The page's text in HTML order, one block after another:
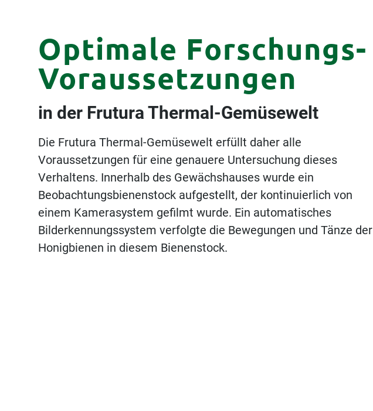
Optimale Forschungs-
Voraussetzungen
in der Frutura Thermal-Gemüsewelt
Die Frutura Thermal-Gemüsewelt erfüllt daher alle
Voraussetzungen für eine genauere Untersuchung dieses
Verhaltens. Innerhalb des Gewächshauses wurde ein
Beobachtungsbienenstock aufgestellt, der kontinuierlich von
einem Kamerasystem gefilmt wurde. Ein automatisches
Bilderkennungssystem verfolgte die Bewegungen und Tänze der
Honigbienen in diesem Bienenstock.